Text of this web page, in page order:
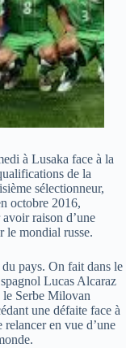
à Lusaka face à la
de la
sélectionneur,
octobre 2016,
raison d’une
le mondial russe.
du pays. On fait dans le
Lucas Alcaraz
le Serbe Milovan
une défaite face à
en vue d’une